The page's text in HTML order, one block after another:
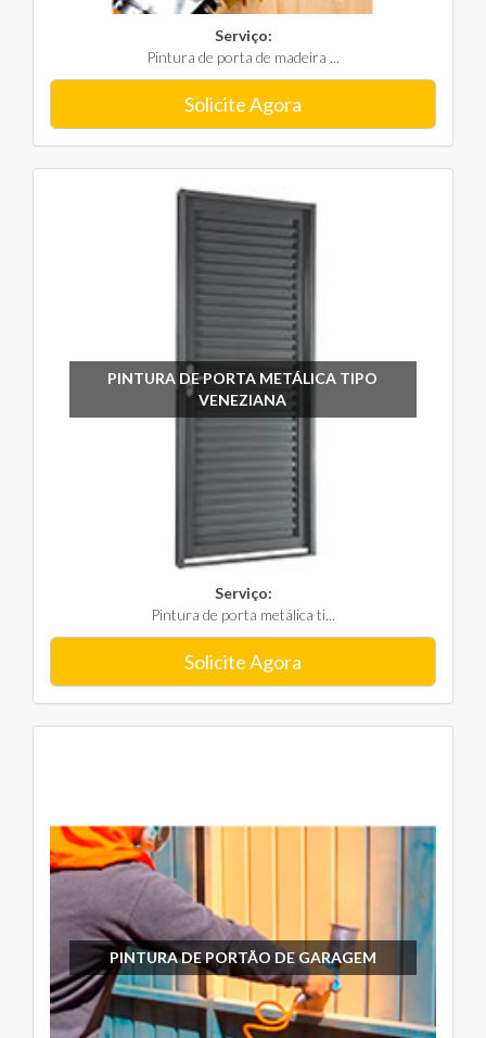
Serviço:
Pintura de porta de madeira ...
Solicite Agora
PINTURA DE PORTA METÁLICA TIPO
VENEZIANA
Serviço:
Pintura de porta metálica ti...
Solicite Agora
PINTURA DE PORTÃO DE GARAGEM